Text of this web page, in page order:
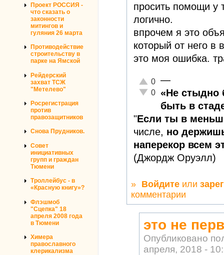
Проект РОССИЯ -
что сказать о
законности
митингов и
гуляния 26 марта
Противодействие
строительству в
парке на Ямской
Рейдерский
захват ТСЖ
"Метелево"
Росрегистрация
против
правозащитников
Снова Прудников.
Совет
инициативных
групп и граждан
Тюмени
Троллейбус - в
«Красную книгу»?
Флэшмоб
"Сцепка" 18
апреля 2008 года
в Тюмени
Химера
православного
клерикализма
просить помощи у
логично.
впрочем я это
который от него в
это моя ошибка.
Отлично!
0
Неадекватно!
0
—
«Не стыдно
быть в
"Если ты в
числе, но
наперекор всем
(Джордж Оруэлл)
» Войдите или
комментарии
это не
Опубликовано
апреля, 2018 -